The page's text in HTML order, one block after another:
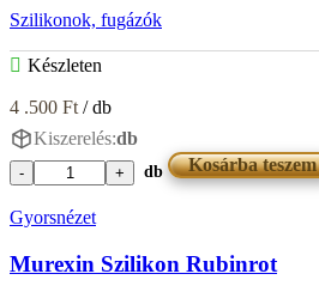
Szilikonok, fugázók
Készleten
4 .500 Ft / db
Kiszerelés:db
Murexin
Nussbraun
db Kosárba teszem
Gyorsnézet
Murexin Szilikon Rubinrot